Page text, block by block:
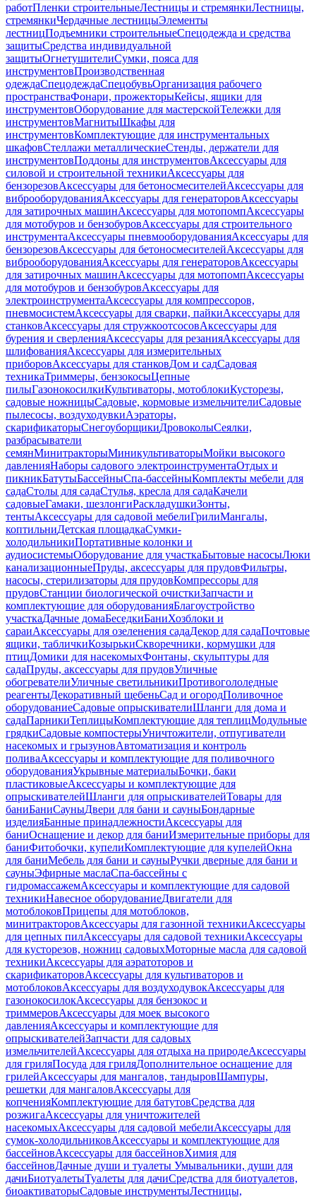
работПленки строительныеЛестницы и стремянкиЛестницы,
стремянкиЧердачные лестницыЭлементы
лестницПодъемники строительныеСпецодежда и средства
защитыСредства индивидуальной
защитыОгнетушителиСумки, пояса для
инструментовПроизводственная
одеждаСпецодеждаСпецобувьОрганизация рабочего
пространстваФонари, прожекторыКейсы, ящики для
инструментовОборудование для мастерскойТележки для
инструментовМагнитыШкафы для
инструментовКомплектующие для инструментальных
шкафовСтеллажи металлическиеСтенды, держатели для
инструментовПоддоны для инструментовАксессуары для
силовой и строительной техникиАксессуары для
бензорезовАксессуары для бетоносмесителейАксессуары для
виброоборудованияАксессуары для генераторовАксессуары
для затирочных машинАксессуары для мотопомпАксессуары
для мотобуров и бензобуровАксессуары для строительного
инструментаАксессуары пневмооборудованияАксессуары для
бензорезовАксессуары для бетоносмесителейАксессуары для
виброоборудованияАксессуары для генераторовАксессуары
для затирочных машинАксессуары для мотопомпАксессуары
для мотобуров и бензобуровАксессуары для
электроинструментаАксессуары для компрессоров,
пневмосистемАксессуары для сварки, пайкиАксессуары для
станковАксессуары для стружкоотсосовАксессуары для
бурения и сверленияАксессуары для резанияАксессуары для
шлифованияАксессуары для измерительных
приборовАксессуары для станковДом и садСадовая
техникаТриммеры, бензокосыЦепные
пилыГазонокосилкиКультиваторы, мотоблокиКусторезы,
садовые ножницыСадовые, кормовые измельчителиСадовые
пылесосы, воздуходувкиАэраторы,
скарификаторыСнегоуборщикиДровоколыСеялки,
разбрасыватели
семянМинитракторыМиникультиваторыМойки высокого
давленияНаборы садового электроинструментаОтдых и
пикникБатутыБассейныСпа-бассейныКомплекты мебели для
садаСтолы для садаСтулья, кресла для садаКачели
садовыеГамаки, шезлонгиРаскладушкиЗонты,
тентыАксессуары для садовой мебелиГрилиМангалы,
коптильниДетская площадкаСумки-
холодильникиПортативные колонки и
аудиосистемыОборудование для участкаБытовые насосыЛюки
канализационныеПруды, аксессуары для прудовФильтры,
насосы, стерилизаторы для прудовКомпрессоры для
прудовСтанции биологической очисткиЗапчасти и
комплектующие для оборудованияБлагоустройство
участкаДачные домаБеседкиБаниХозблоки и
сараиАксессуары для озеленения садаДекор для садаПочтовые
ящики, табличкиКозырькиСкворечники, кормушки для
птицДомики для насекомыхФонтаны, скульптуры для
садаПруды, аксессуары для прудовУличные
обогревателиУличные светильникиПротивогололедные
реагентыДекоративный щебеньСад и огородПоливочное
оборудованиеСадовые опрыскивателиШланги для дома и
садаПарникиТеплицыКомплектующие для теплицМодульные
грядкиСадовые компостерыУничтожители, отпугиватели
насекомых и грызуновАвтоматизация и контроль
поливаАксессуары и комплектующие для поливочного
оборудованияУкрывные материалыБочки, баки
пластиковыеАксессуары и комплектующие для
опрыскивателейШланги для опрыскивателейТовары для
баниБаниСауныДвери для бани и сауныБондарные
изделияБанные принадлежностиАксессуары для
баниОснащение и декор для баниИзмерительные приборы для
баниФитобочки, купелиКомплектующие для купелейОкна
для баниМебель для бани и сауныРучки дверные для бани и
сауныЭфирные маслаСпа-бассейны с
гидромассажемАксессуары и комплектующие для садовой
техникиНавесное оборудованиеДвигатели для
мотоблоковПрицепы для мотоблоков,
минитракторовАксессуары для газонной техникиАксессуары
для цепных пилАксессуары для садовой техникиАксессуары
для кусторезов, ножниц садовыхМоторные масла для садовой
техникиАксессуары для аэратоторов и
скарификаторовАксессуары для культиваторов и
мотоблоковАксессуары для воздуходувокАксессуары для
газонокосилокАксессуары для бензокос и
триммеровАксессуары для моек высокого
давленияАксессуары и комплектующие для
опрыскивателейЗапчасти для садовых
измельчителейАксессуары для отдыха на природеАксессуары
для гриляПосуда для гриляДополнительное оснащение для
грилейАксессуары для мангалов, тандыровШампуры,
решетки для мангаловАксессуары для
копченияКомплектующие для батутовСредства для
розжигаАксессуары для уничтожителей
насекомыхАксессуары для садовой мебелиАксессуары для
сумок-холодильниковАксессуары и комплектующие для
бассейновАксессуары для бассейновХимия для
бассейновДачные души и туалеты Умывальники, души для
дачиБиотуалетыТуалеты для дачиСредства для биотуалетов,
биоактиваторыСадовые инструментыЛестницы,